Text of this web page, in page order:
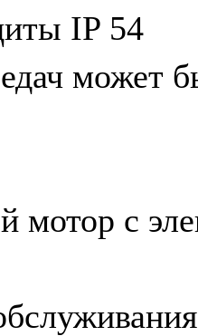
IP 54
может
мотор с